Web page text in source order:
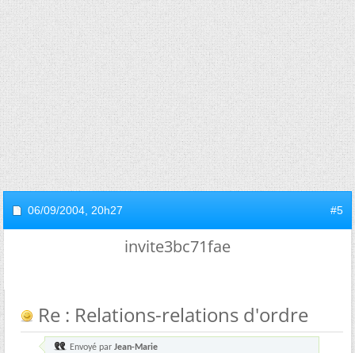
06/09/2004, 20h27 #5
invite3bc71fae
Re : Relations-relations d'ordre
Envoyé par Jean-Marie